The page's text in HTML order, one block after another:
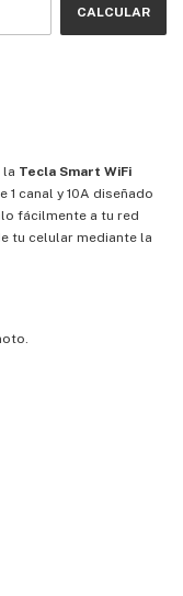
CALCULAR
la Tecla Smart WiFi
1 canal y 10A diseñado
fácilmente a tu red
tu celular mediante la